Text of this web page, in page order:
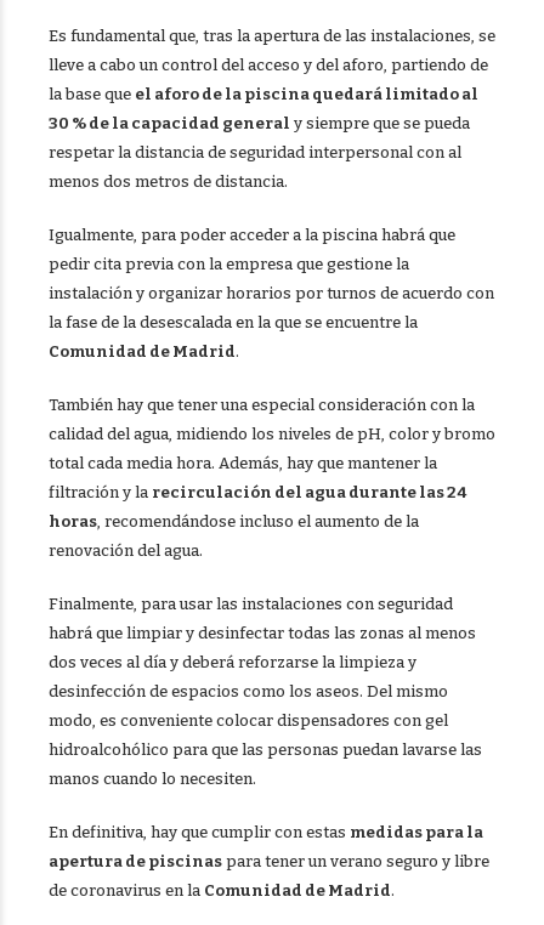
Es fundamental que, tras la apertura de las instalaciones, se
lleve a cabo un control del acceso y del aforo, partiendo de
la base que el aforo de la piscina quedará limitado al
30 % de la capacidad general y siempre que se pueda
respetar la distancia de seguridad interpersonal con al
menos dos metros de distancia.
Igualmente, para poder acceder a la piscina habrá que
pedir cita previa con la empresa que gestione la
instalación y organizar horarios por turnos de acuerdo con
la fase de la desescalada en la que se encuentre la
Comunidad de Madrid.
También hay que tener una especial consideración con la
calidad del agua, midiendo los niveles de pH, color y bromo
total cada media hora. Además, hay que mantener la
filtración y la recirculación del agua durante las 24
horas, recomendándose incluso el aumento de la
renovación del agua.
Finalmente, para usar las instalaciones con seguridad
habrá que limpiar y desinfectar todas las zonas al menos
dos veces al día y deberá reforzarse la limpieza y
desinfección de espacios como los aseos. Del mismo
modo, es conveniente colocar dispensadores con gel
hidroalcohólico para que las personas puedan lavarse las
manos cuando lo necesiten.
En definitiva, hay que cumplir con estas medidas para la
apertura de piscinas para tener un verano seguro y libre
de coronavirus en la Comunidad de Madrid.